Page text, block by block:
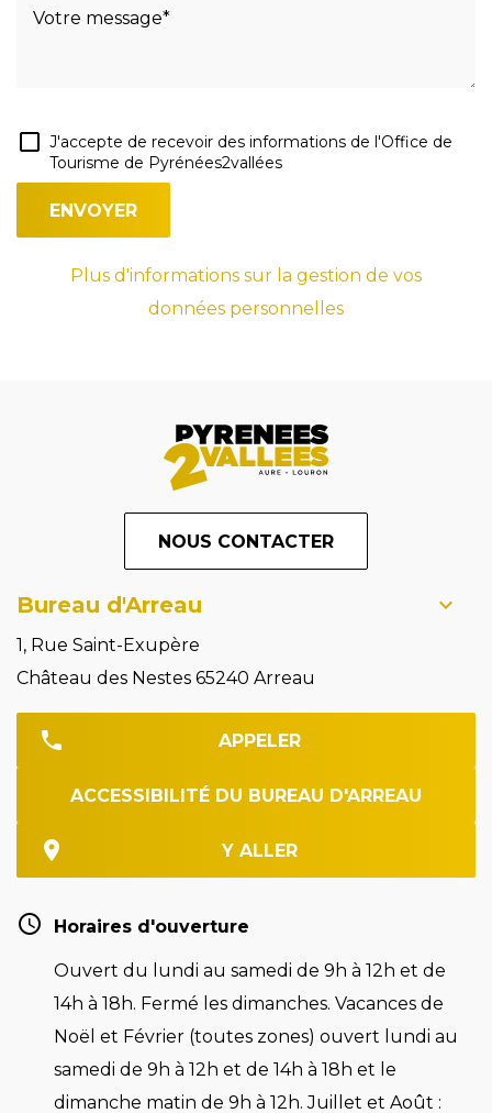
J'accepte de recevoir des informations de l'Office de
Tourisme de Pyrénées2vallées
Plus d'informations sur la gestion de vos
données personnelles
NOUS CONTACTER
Bureau d'Arreau
1, Rue Saint-Exupère
Château des Nestes 65240 Arreau
APPELER
ACCESSIBILITÉ DU BUREAU D'ARREAU
Y ALLER
Horaires d'ouverture
Ouvert du lundi au samedi de 9h à 12h et de
14h à 18h. Fermé les dimanches. Vacances de
Noël et Février (toutes zones) ouvert lundi au
samedi de 9h à 12h et de 14h à 18h et le
dimanche matin de 9h à 12h. Juillet et Août :